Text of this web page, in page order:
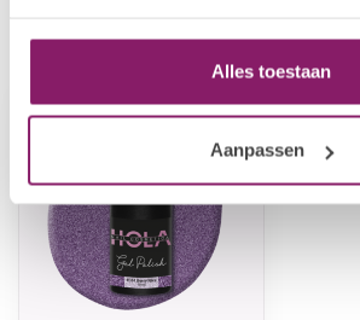
Alles toestaan
Aanpassen
-45%
-45%